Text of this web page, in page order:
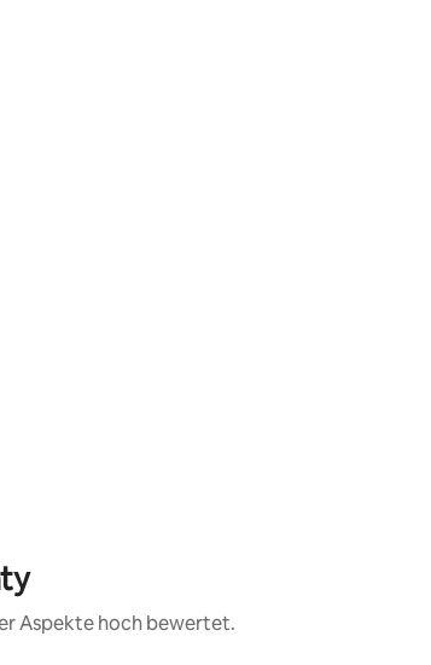
Aspekte hoch bewertet.